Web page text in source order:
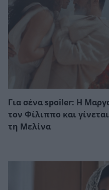
Για σένα spoiler: Η
τον Φίλιππο και
τη Μελίνα